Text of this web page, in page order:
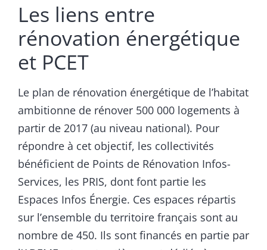
Les liens entre
rénovation énergétique
et PCET
Le plan de rénovation énergétique de l’habitat
ambitionne de rénover 500 000 logements à
partir de 2017 (au niveau national). Pour
répondre à cet objectif, les collectivités
bénéficient de Points de Rénovation Infos-
Services, les PRIS, dont font partie les
Espaces Infos Énergie. Ces espaces répartis
sur l’ensemble du territoire français sont au
nombre de 450. Ils sont financés en partie par